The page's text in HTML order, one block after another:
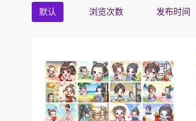
默认 浏览次数 发布时间